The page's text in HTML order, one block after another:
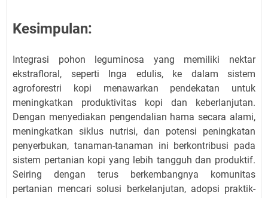
Kesimpulan:
Integrasi pohon leguminosa yang memiliki nektar
ekstrafloral, seperti Inga edulis, ke dalam sistem
agroforestri kopi menawarkan pendekatan untuk
meningkatkan produktivitas kopi dan keberlanjutan.
Dengan menyediakan pengendalian hama secara alami,
meningkatkan siklus nutrisi, dan potensi peningkatan
penyerbukan, tanaman-tanaman ini berkontribusi pada
sistem pertanian kopi yang lebih tangguh dan produktif.
Seiring dengan terus berkembangnya komunitas
pertanian mencari solusi berkelanjutan, adopsi praktik-